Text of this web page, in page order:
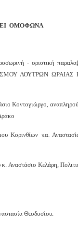
ΟΜΟΦΩΝΑ
- οριστική
ΛΟΥΤΡΩΝ ΩΡΑΙΑΣ
Κοντογιώργο,
Κορινθίων κα.
Αναστάσιο Κελάρη,
Θεοδοσίου.